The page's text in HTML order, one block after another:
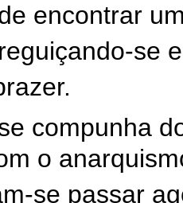
encontrar
se
compunha
o